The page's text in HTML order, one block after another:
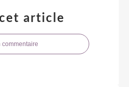
article
commentaire